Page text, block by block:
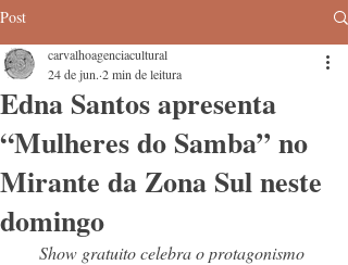
Post
Edna Santos apresenta
“Mulheres do Samba” no
Mirante da Zona Sul neste
domingo
carvalhoagenciacultural
24 de jun. 2 min de leitura
Show gratuito celebra o protagonismo